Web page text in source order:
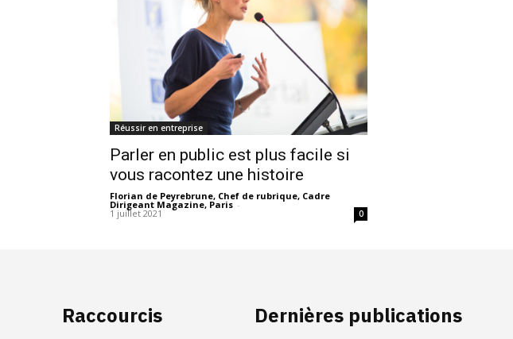
Réussir en entreprise
Parler en public est plus facile si
vous racontez une histoire
Florian de Peyrebrune, Chef de rubrique, Cadre
Dirigeant Magazine, Paris -
1 juillet 2021 0
Raccourcis Dernières publications